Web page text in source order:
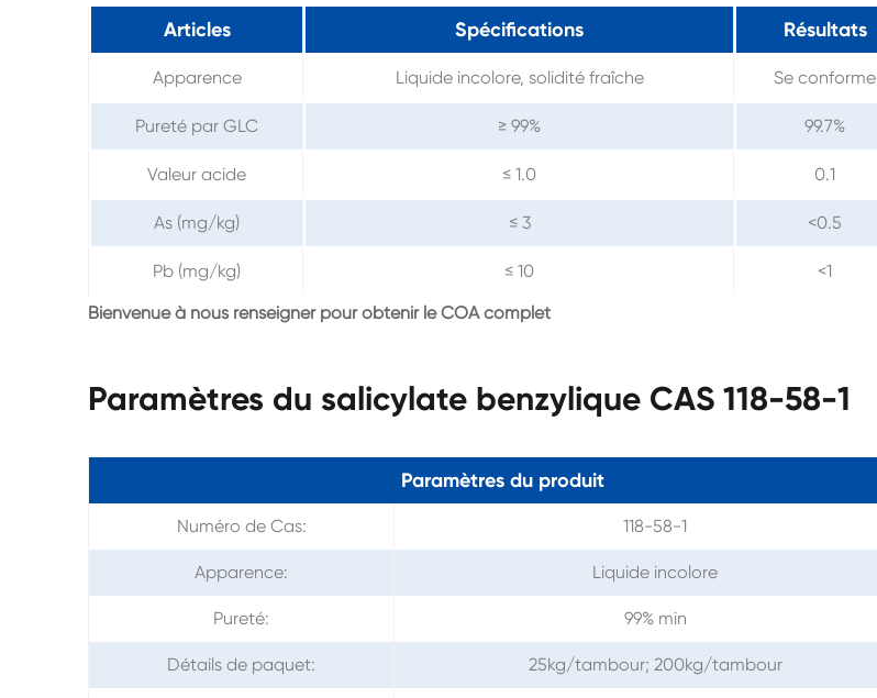
Articles Spécifications Résultats
Apparence Liquide incolore, solidité fraîche Se conforme
Pureté par GLC ≥ 99% 99.7%
Valeur acide ≤ 1.0 0.1
As (mg/kg) ≤ 3 <0.5
Pb (mg/kg) ≤ 10
<1
Bienvenue à nous renseigner pour obtenir le COA complet
Paramètres du salicylate benzylique CAS 118-58-1
Paramètres du produit
Numéro de Cas: 118-58-1
Apparence: Liquide incolore
Pureté: 99% min
Détails de paquet: 25kg/tambour; 200kg/tambour